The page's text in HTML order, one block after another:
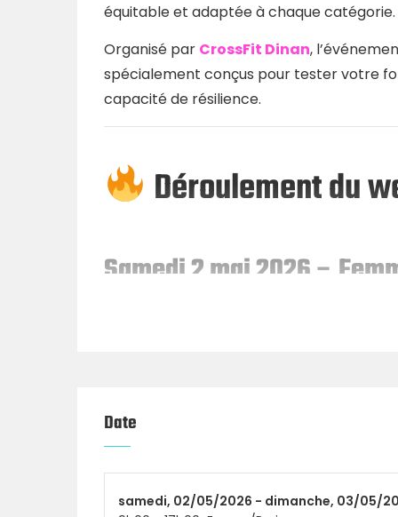
équitable et adaptée à chaque catégorie.
Organisé par CrossFit Dinan,
spécialement conçus pour tester votre
capacité de résilience.
Déroulement du
Samedi 2 mai 2026 –
Catégories :
Chaque journée propose :
Date
samedi, 02/05/2026 - dimanche, 03/05/